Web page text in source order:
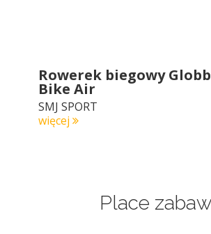
Rowerek biegowy
Bike Air
SMJ SPORT
więcej
Place zabaw